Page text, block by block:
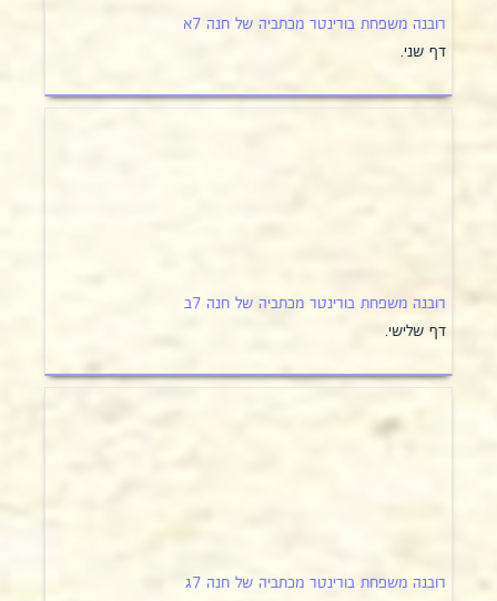
רובנה משפחת בורינטר מכתביה של חנה 7א
דף שני.
רובנה משפחת בורינטר מכתביה של חנה 7ב
דף שלישי.
רובנה משפחת בורינטר מכתביה של חנה 7ג